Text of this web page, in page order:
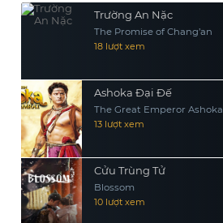
Trường An Nặc
The Promise of Chang’an
18 lượt xem
Ashoka Đại Đế
The Great Emperor Ashoka
13 lượt xem
Cửu Trùng Tử
Blossom
10 lượt xem